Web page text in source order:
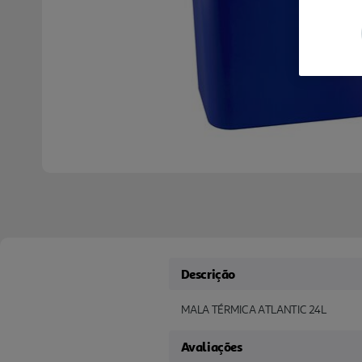
Descrição
MALA TÉRMICA ATLANTIC 24L
Avaliações